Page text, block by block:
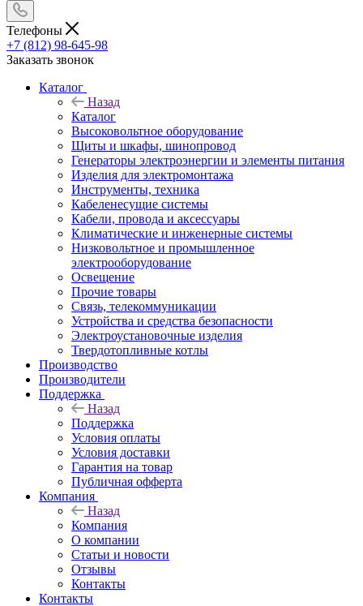
Телефоны
+7 (812) 98-645-98
Заказать звонок
Каталог
Назад
Каталог
Высоковольтное оборудование
Щиты и шкафы, шинопровод
Генераторы электроэнергии и элементы питания
Изделия для электромонтажа
Инструменты, техника
Кабеленесущие системы
Кабели, провода и аксессуары
Климатические и инженерные системы
Низковольтное и промышленное
электрооборудование
Освещение
Прочие товары
Связь, телекоммуникации
Устройства и средства безопасности
Электроустановочные изделия
Твердотопливные котлы
Производство
Производители
Поддержка
Назад
Поддержка
Условия оплаты
Условия доставки
Гарантия на товар
Публичная офферта
Компания
Назад
Компания
О компании
Статьи и новости
Отзывы
Контакты
Контакты